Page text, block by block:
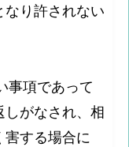
なり許されない
項であって
しがなされ、相
害する場合に